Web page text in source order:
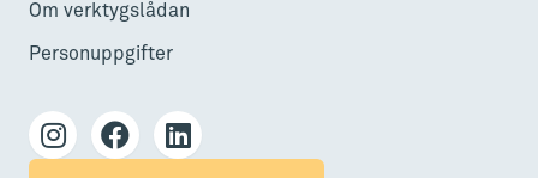
Om verktygslådan
Personuppgifter